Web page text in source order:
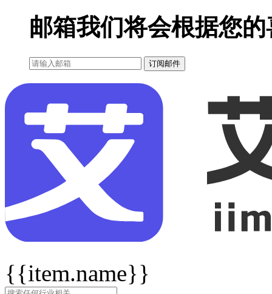
邮箱我们将会根据您
订阅邮件
{{item.name}}